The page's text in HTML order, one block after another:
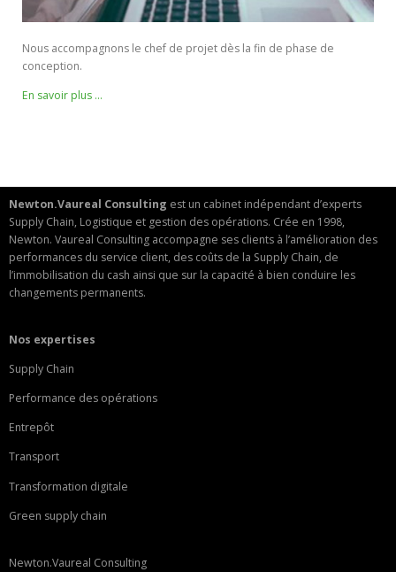
Nous accompagnons le chef de projet dès la fin de phase de
conception.
En savoir plus …
Newton.Vaureal Consulting est un cabinet indépendant d’experts
Supply Chain, Logistique et gestion des opérations. Crée en 1998,
Newton. Vaureal Consulting accompagne ses clients à l’amélioration des
performances du service client, des coûts de la Supply Chain, de
l’immobilisation du cash ainsi que sur la capacité à bien conduire les
changements permanents.
Nos expertises
Supply Chain
Performance des opérations
Entrepôt
Transport
Transformation digitale
Green supply chain
Newton.Vaureal Consulting